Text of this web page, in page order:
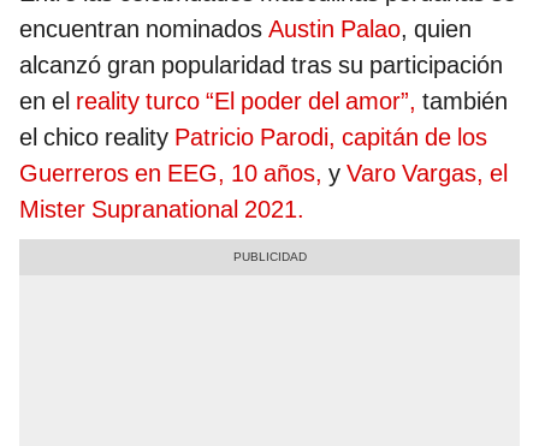
encuentran nominados Austin Palao, quien
alcanzó gran popularidad tras su participación
en el reality turco “El poder del amor”, también
el chico reality Patricio Parodi, capitán de los
Guerreros en EEG, 10 años, y Varo Vargas, el
Mister Supranational 2021.